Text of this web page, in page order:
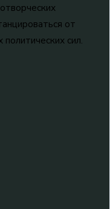
от
сил.